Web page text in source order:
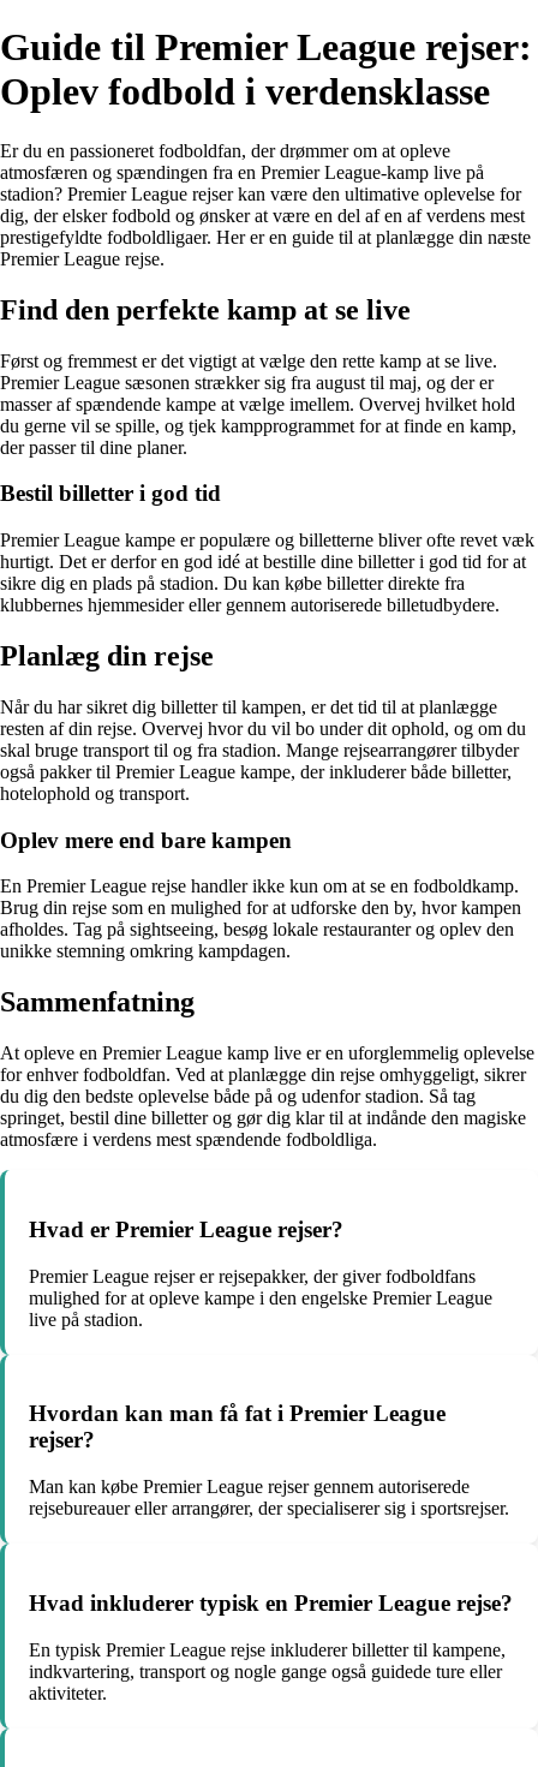
Guide til Premier League rejser:
Oplev fodbold i verdensklasse
Er du en passioneret fodboldfan, der drømmer om at opleve
atmosfæren og spændingen fra en Premier League-kamp live på
stadion? Premier League rejser kan være den ultimative oplevelse for
dig, der elsker fodbold og ønsker at være en del af en af verdens mest
prestigefyldte fodboldligaer. Her er en guide til at planlægge din næste
Premier League rejse.
Find den perfekte kamp at se live
Først og fremmest er det vigtigt at vælge den rette kamp at se live.
Premier League sæsonen strækker sig fra august til maj, og der er
masser af spændende kampe at vælge imellem. Overvej hvilket hold
du gerne vil se spille, og tjek kampprogrammet for at finde en kamp,
der passer til dine planer.
Bestil billetter i god tid
Premier League kampe er populære og billetterne bliver ofte revet væk
hurtigt. Det er derfor en god idé at bestille dine billetter i god tid for at
sikre dig en plads på stadion. Du kan købe billetter direkte fra
klubbernes hjemmesider eller gennem autoriserede billetudbydere.
Planlæg din rejse
Når du har sikret dig billetter til kampen, er det tid til at planlægge
resten af din rejse. Overvej hvor du vil bo under dit ophold, og om du
skal bruge transport til og fra stadion. Mange rejsearrangører tilbyder
også pakker til Premier League kampe, der inkluderer både billetter,
hotelophold og transport.
Oplev mere end bare kampen
En Premier League rejse handler ikke kun om at se en fodboldkamp.
Brug din rejse som en mulighed for at udforske den by, hvor kampen
afholdes. Tag på sightseeing, besøg lokale restauranter og oplev den
unikke stemning omkring kampdagen.
Sammenfatning
At opleve en Premier League kamp live er en uforglemmelig oplevelse
for enhver fodboldfan. Ved at planlægge din rejse omhyggeligt, sikrer
du dig den bedste oplevelse både på og udenfor stadion. Så tag
springet, bestil dine billetter og gør dig klar til at indånde den magiske
atmosfære i verdens mest spændende fodboldliga.
Hvad er Premier League rejser?
Premier League rejser er rejsepakker, der giver fodboldfans
mulighed for at opleve kampe i den engelske Premier League
live på stadion.
Hvordan kan man få fat i Premier League
rejser?
Man kan købe Premier League rejser gennem autoriserede
rejsebureauer eller arrangører, der specialiserer sig i sportsrejser.
Hvad inkluderer typisk en Premier League rejse?
En typisk Premier League rejse inkluderer billetter til kampene,
indkvartering, transport og nogle gange også guidede ture eller
aktiviteter.